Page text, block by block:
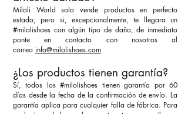
Míloli World solo vende productos en perfecto
estado; pero si, excepcionalmente, te llegara un
#milolishoes con algún tipo de daño, de inmediato
ponte en contacto con nosotros al
correo info@milolishoes.com
¿Los productos tienen garantía?
Sí, todos los #milolishoes tienen garantía por 60
días desde la fecha de la confirmación de envío. La
garantía aplica para cualquier falla de fábrica. Para